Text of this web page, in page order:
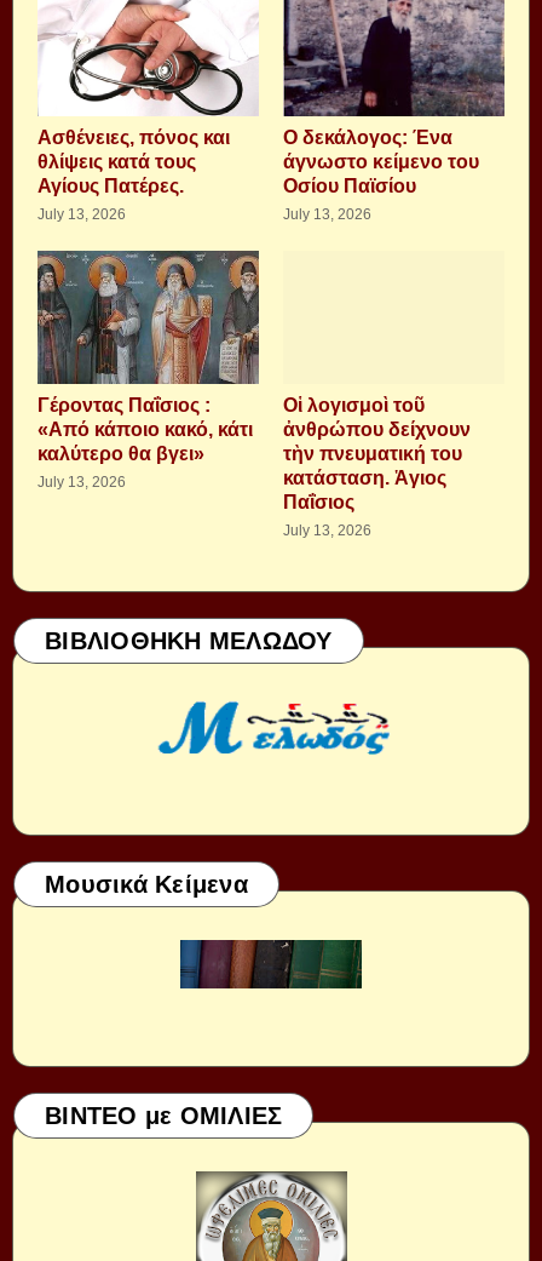
Aσθένειες, πόνος και
θλίψεις κατά τους
Αγίους Πατέρες.
July 13, 2026
Ο δεκάλογος: Ένα
άγνωστο κείμενο του
Οσίου Παϊσίου
July 13, 2026
Γέροντας Παΐσιος :
«Από κάποιο κακό, κάτι
καλύτερο θα βγει»
July 13, 2026
Οἱ λογισμοὶ τοῦ
ἀνθρώπου δείχνουν
τὴν πνευματική του
κατάσταση. Ἁγιος
Παΐσιος
July 13, 2026
ΒΙΒΛΙΟΘΗΚΗ ΜΕΛΩΔΟΥ
Μουσικά Κείμενα
ΒΙΝΤΕΟ με ΟΜΙΛΙΕΣ